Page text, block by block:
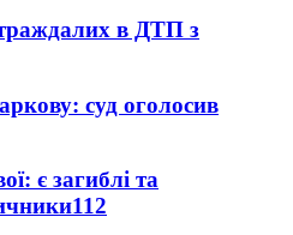
в ДТП з
суд оголосив
є загиблі та
112